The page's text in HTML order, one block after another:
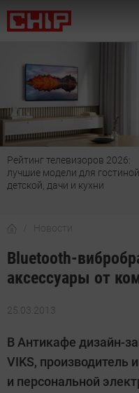
Рейтинг телевизоров 2026:
лучшие модели для
детской, дачи и кухни
Новости
Bluetooth-
аксессуары от
25.03.2013
Автор:
В Антикафе дизайн-
VIKS, производитель
и персональной